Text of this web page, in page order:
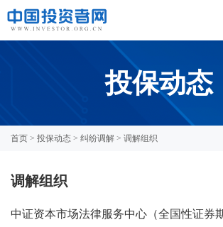
投保动态
首页 > 投保动态 > 纠纷调解 > 调解组织
调解组织
中证资本市场法律服务中心（全国性证券